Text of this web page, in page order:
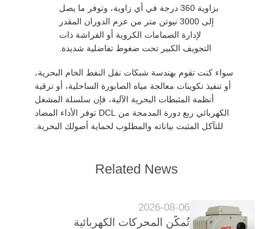
بزاوية 360 درجة في أي زاوية، وتوفر ما يصل
إلى 3000 نيوتن متر من عزم الدوران المقدر
لإدارة الصمامات الكروية أو الفراشة ذات
التجويف الكبير تحت ضغوط تفاضلية شديدة.
سواء كنت تقوم بهندسة شبكات نقل النفط الخام البحرية،
أو تنفيذ تكوينات معالجة مياه الصابورة الساحلية، أو ترقية
أنظمة المثبطات البحرية الآلية، فإن سلسلة المشغل
الكهربائي ربع دورة المدمجة من DCL توفر الأداء المضاد
للتآكل المثبت بياناته والمطلوب لحماية أصولك البحرية.
Related News
2026-08-06
تُمكّن المحركات الكهربائية